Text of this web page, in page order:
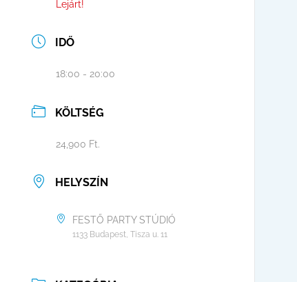
Lejárt!
IDŐ
18:00 - 20:00
KÖLTSÉG
24,900 Ft.
HELYSZÍN
FESTŐ PARTY STÚDIÓ
1133 Budapest, Tisza u. 11